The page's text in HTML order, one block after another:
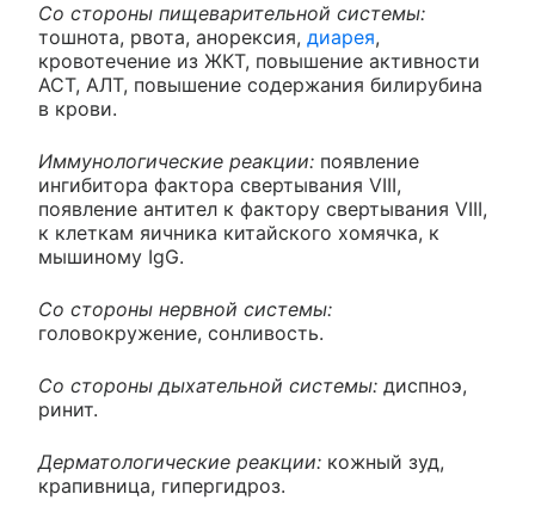
Со стороны пищеварительной системы:
тошнота, рвота, анорексия, диарея,
кровотечение из ЖКТ, повышение активности
АСТ, АЛТ, повышение содержания билирубина
в крови.
Иммунологические реакции: появление
ингибитора фактора свертывания VIII,
появление антител к фактору свертывания VIII,
к клеткам яичника китайского хомячка, к
мышиному IgG.
Со стороны нервной системы:
головокружение, сонливость.
Со стороны дыхательной системы: диспноэ,
ринит.
Дерматологические реакции: кожный зуд,
крапивница, гипергидроз.